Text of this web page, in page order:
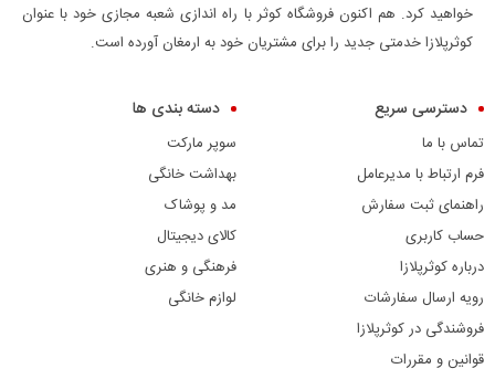
خواهید کرد. هم اکنون فروشگاه کوثر با راه اندازی شعبه مجازی خود با عنوان
کوثرپلازا خدمتی جدید را برای مشتریان خود به ارمغان آورده است.
دسترسی سریع
تماس با ما
فرم ارتباط با مدیرعامل
راهنمای ثبت سفارش
حساب کاربری
درباره کوثرپلازا
رویه ارسال سفارشات
فروشندگی در کوثرپلازا
قوانین و مقررات
دسته بندی ها
سوپر مارکت
بهداشت خانگی
مد و پوشاک
کالای دیجیتال
فرهنگی و هنری
لوازم خانگی